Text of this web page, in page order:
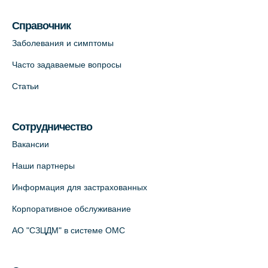
пр., 62к3 (официальный партнер)
+7 (812) 660-73-69
На карте
+7 (812) 986-98-91
На карте
Лабораторный терминал на
партнёр)
+7 (812) 498-10-30
Справочник
Заболевания и симптомы
Часто задаваемые вопросы
Статьи
Сотрудничество
Вакансии
Наши партнеры
Информация для застрахованных
Корпоративное обслуживание
АО "СЗЦДМ" в системе ОМС